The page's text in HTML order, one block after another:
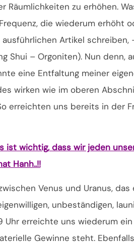
Räumlichkeiten zu erhöhen.
die wiederum erhöht
Artikel schreiben,
Shui – Orgoniten). Nun denn,
eine Entfaltung meiner
wirken wie im oberen
erreichten uns bereits in der
ist wichtig, dass wir jeden
Hanh..!!
Venus und Uranus,
unbeständigen,
erreichte uns wiederum
Gewinne steht.